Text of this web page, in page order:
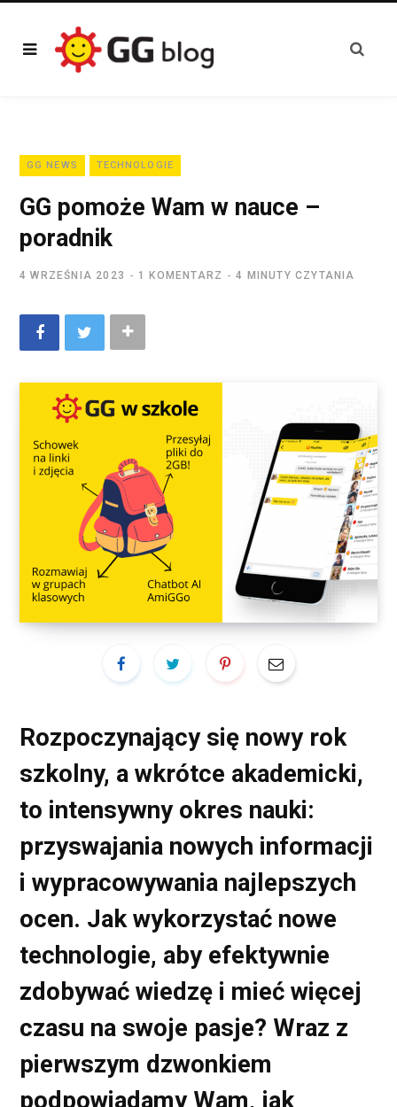
GG NEWS TECHNOLOGIE
GG pomoże Wam w nauce –
poradnik
4 WRZEŚNIA 2023 1 KOMENTARZ 4 MINUTY CZYTANIA
Rozpoczynający się nowy rok
szkolny, a wkrótce akademicki,
to intensywny okres nauki:
przyswajania nowych informacji
i wypracowywania najlepszych
ocen. Jak wykorzystać nowe
technologie, aby efektywnie
zdobywać wiedzę i mieć więcej
czasu na swoje pasje? Wraz z
pierwszym dzwonkiem
podpowiadamy Wam, jak